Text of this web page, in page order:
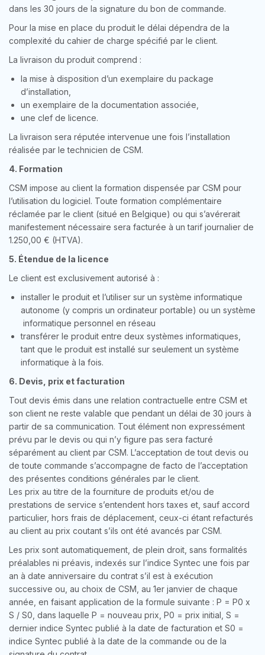
dans les 30 jours de la signature du bon de commande.
Pour la mise en place du produit le délai dépendra de la
complexité du cahier de charge spécifié par le client.
La livraison du produit comprend :
la mise à disposition d’un exemplaire du package
d’installation,
un exemplaire de la documentation associée,
une clef de licence.
La livraison sera réputée intervenue une fois l’installation
réalisée par le technicien de CSM.
4. Formation
CSM impose au client la formation dispensée par CSM pour
l’utilisation du logiciel. Toute formation complémentaire
réclamée par le client (situé en Belgique) ou qui s’avérerait
manifestement nécessaire sera facturée à un tarif journalier de
1.250,00 € (HTVA).
5. Étendue de la licence
Le client est exclusivement autorisé à :
installer le produit et l’utiliser sur un système informatique
autonome (y compris un ordinateur portable) ou un système
informatique personnel en réseau
transférer le produit entre deux systèmes informatiques,
tant que le produit est installé sur seulement un système
informatique à la fois.
6. Devis, prix et facturation
Tout devis émis dans une relation contractuelle entre CSM et
son client ne reste valable que pendant un délai de 30 jours à
partir de sa communication. Tout élément non expressément
prévu par le devis ou qui n’y figure pas sera facturé
séparément au client par CSM. L’acceptation de tout devis ou
de toute commande s’accompagne de facto de l’acceptation
des présentes conditions générales par le client.
Les prix au titre de la fourniture de produits et/ou de
prestations de service s’entendent hors taxes et, sauf accord
particulier, hors frais de déplacement, ceux-ci étant refacturés
au client au prix coutant s’ils ont été avancés par CSM.
Les prix sont automatiquement, de plein droit, sans formalités
préalables ni préavis, indexés sur l’indice Syntec une fois par
an à date anniversaire du contrat s’il est à exécution
successive ou, au choix de CSM, au 1er janvier de chaque
année, en faisant application de la formule suivante : P = P0 x
S / S0, dans laquelle P = nouveau prix, P0 = prix initial, S =
dernier indice Syntec publié à la date de facturation et S0 =
indice Syntec publié à la date de la commande ou de la